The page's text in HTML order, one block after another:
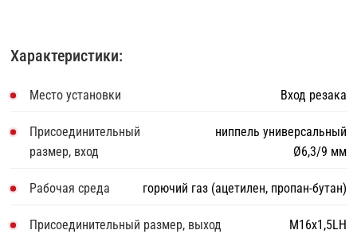
Характеристики:
Место установки Вход резака
Присоединительный
размер, вход
ниппель универсальный
Ø6,3/9 мм
Рабочая среда горючий газ (ацетилен, пропан-бутан)
Присоединительный размер, выход М16х1,5LH